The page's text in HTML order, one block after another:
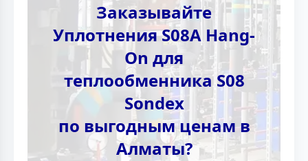
Заказывайте
Уплотнения S08A Hang-
On для
теплообменника S08
Sondex
по выгодным ценам в
Алматы?